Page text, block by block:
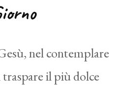
nel contemplare
il più dolce